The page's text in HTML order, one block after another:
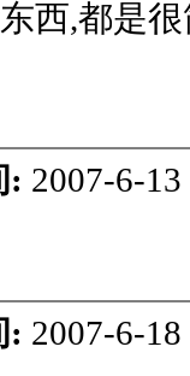
西,都是
: 2007-6-13
: 2007-6-18